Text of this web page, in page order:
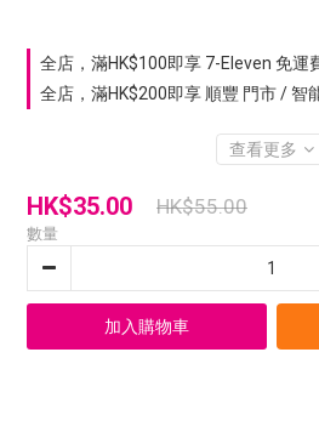
全店，滿HK$100即享 7-Eleven 免運
全店，滿HK$200即享 順豐 門市 / 智
查看更多
HK$35.00 HK$55.00
數量
加入購物車